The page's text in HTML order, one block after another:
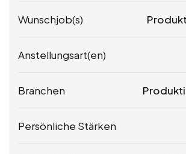
Wunschjob(s)
Anstellungsart(en)
Branchen
Persönliche Stärken